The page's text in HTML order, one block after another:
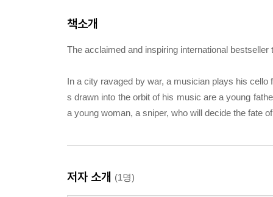
책소개
The acclaimed and inspiring international
In a city ravaged by war, a musician plays his
s drawn into the orbit of his music are a young
a young woman, a sniper, who will decide the fate
저자 소개 (1명)